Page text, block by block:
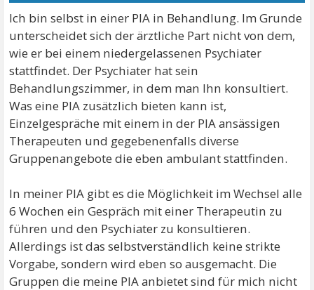
Ich bin selbst in einer PIA in Behandlung. Im Grunde
unterscheidet sich der ärztliche Part nicht von dem,
wie er bei einem niedergelassenen Psychiater
stattfindet. Der Psychiater hat sein
Behandlungszimmer, in dem man Ihn konsultiert.
Was eine PIA zusätzlich bieten kann ist,
Einzelgespräche mit einem in der PIA ansässigen
Therapeuten und gegebenenfalls diverse
Gruppenangebote die eben ambulant stattfinden.
In meiner PIA gibt es die Möglichkeit im Wechsel alle
6 Wochen ein Gespräch mit einer Therapeutin zu
führen und den Psychiater zu konsultieren.
Allerdings ist das selbstverständlich keine strikte
Vorgabe, sondern wird eben so ausgemacht. Die
Gruppen die meine PIA anbietet sind für mich nicht